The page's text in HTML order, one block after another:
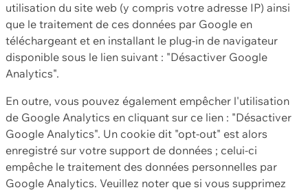
utilisation du site web (y compris votre adresse IP) ainsi
que le traitement de ces données par Google en
téléchargeant et en installant le plug-in de navigateur
disponible sous le lien suivant : "Désactiver Google
Analytics".
En outre, vous pouvez également empêcher l'utilisation
de Google Analytics en cliquant sur ce lien : "Désactiver
Google Analytics". Un cookie dit "opt-out" est alors
enregistré sur votre support de données ; celui-ci
empêche le traitement des données personnelles par
Google Analytics. Veuillez noter que si vous supprimez